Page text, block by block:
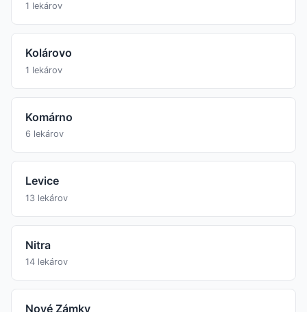
1 lekárov
Kolárovo
1 lekárov
Komárno
6 lekárov
Levice
13 lekárov
Nitra
14 lekárov
Nové Zámky